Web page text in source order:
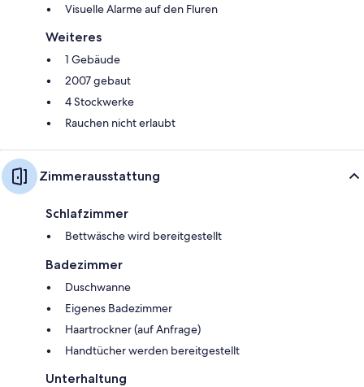
Visuelle Alarme auf den Fluren
Weiteres
1 Gebäude
2007 gebaut
4 Stockwerke
Rauchen nicht erlaubt
Zimmerausstattung
Schlafzimmer
Bettwäsche wird bereitgestellt
Badezimmer
Duschwanne
Eigenes Badezimmer
Haartrockner (auf Anfrage)
Handtücher werden bereitgestellt
Unterhaltung